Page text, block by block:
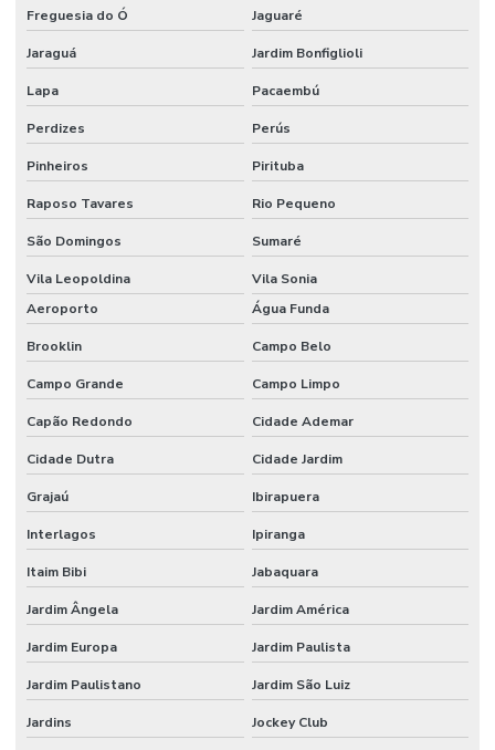
Freguesia do Ó Jaguaré
Jaraguá Jardim Bonfiglioli
Lapa Pacaembú
Perdizes Perús
Pinheiros Pirituba
Raposo Tavares Rio Pequeno
São Domingos Sumaré
Vila Leopoldina
Vila Sonia
Aeroporto
Água Funda
Brooklin Campo Belo
Campo Grande Campo Limpo
Capão Redondo Cidade Ademar
Cidade Dutra Cidade Jardim
Grajaú Ibirapuera
Interlagos Ipiranga
Itaim Bibi Jabaquara
Jardim Ângela Jardim América
Jardim Europa Jardim Paulista
Jardim Paulistano Jardim São Luiz
Jardins Jockey Club